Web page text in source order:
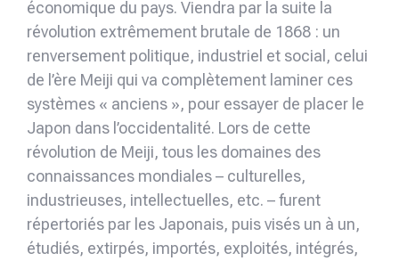
économique du pays. Viendra par la suite la
révolution extrêmement brutale de 1868 : un
renversement politique, industriel et social, celui
de l’ère Meiji qui va complètement laminer ces
systèmes « anciens », pour essayer de placer le
Japon dans l’occidentalité. Lors de cette
révolution de Meiji, tous les domaines des
connaissances mondiales – culturelles,
industrieuses, intellectuelles, etc. – furent
répertoriés par les Japonais, puis visés un à un,
étudiés, extirpés, importés, exploités, intégrés,